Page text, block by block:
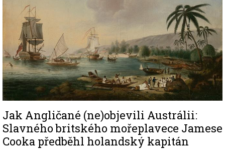
Jak Angličané (ne)objevili Austrálii:
Slavného britského mořeplavece Jamese
Cooka předběhl holandský kapitán